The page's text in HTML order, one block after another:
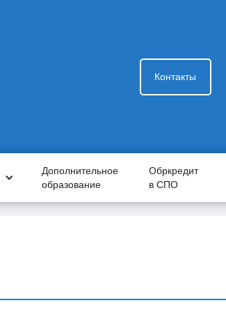
Контакты
Дополнительное
образование
Обркредит
в СПО